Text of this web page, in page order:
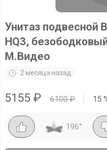
Унитаз подвесной
HQ3,
М.Видео
2 месяца назад
5155 ₽ 6100₽ 15
196°